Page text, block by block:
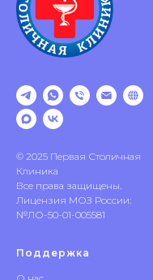
© 2025 Первая Столичная
Клиника
Все права защищены.
Лицензия МОЗ России:
№ЛО-50-01-005581
Поддержка